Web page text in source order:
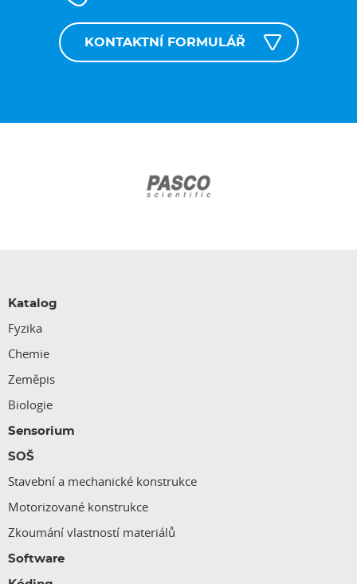
KONTAKTNÍ FORMULÁŘ
Katalog
Fyzika
Chemie
Zeměpis
Biologie
Sensorium
SOŠ
Stavební a mechanické konstrukce
Motorizované konstrukce
Zkoumání vlastností materiálů
Software